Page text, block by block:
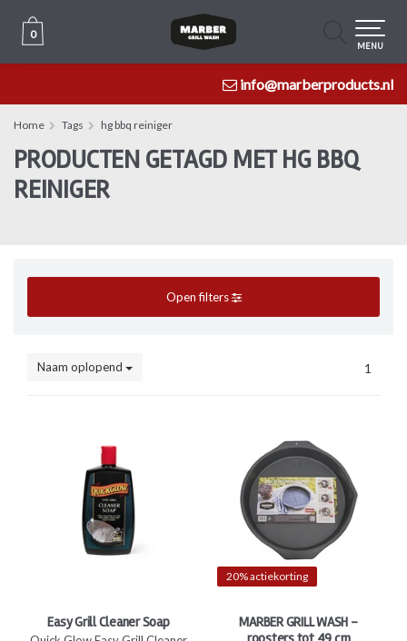
info@marberproducts.nl
0
0
MENU
Home Tags hg bbq reiniger
PRODUCTEN GETAGD MET HG BBQ
REINIGER
Open filters
Naam oplopend 1
Easy Grill Cleaner Soap
20% actiekorting
MARBER GRILL WASH -